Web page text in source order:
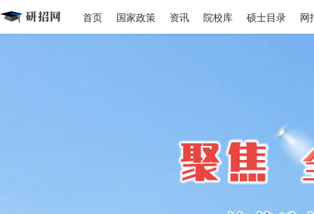
首页 国家政策 资讯 院校库 硕士目录 网